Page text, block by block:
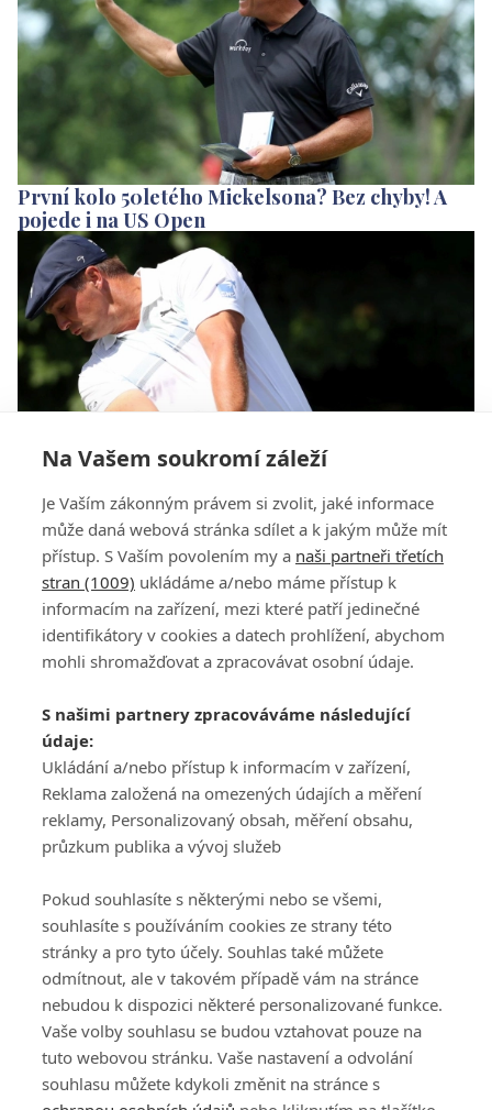
Na Vašem soukromí záleží
Je Vaším zákonným právem si zvolit, jaké informace
může daná webová stránka sdílet a k jakým může mít
přístup. S Vaším povolením my a naši partneři třetích
stran (1009) ukládáme a/nebo máme přístup k
informacím na zařízení, mezi které patří jedinečné
identifikátory v cookies a datech prohlížení, abychom
mohli shromažďovat a zpracovávat osobní údaje.
S našimi partnery zpracováváme následující
údaje:
Ukládání a/nebo přístup k informacím v zařízení,
Reklama založená na omezených údajích a měření
reklamy, Personalizovaný obsah, měření obsahu,
průzkum publika a vývoj služeb
Pokud souhlasíte s některými nebo se všemi,
souhlasíte s používáním cookies ze strany této
stránky a pro tyto účely. Souhlas také můžete
odmítnout, ale v takovém případě vám na stránce
nebudou k dispozici některé personalizované funkce.
Vaše volby souhlasu se budou vztahovat pouze na
tuto webovou stránku. Vaše nastavení a odvolání
souhlasu můžete kdykoli změnit na stránce s
První kolo 50letého Mickelsona? Bez chyby! A
pojede i na US Open
DeChambeau nepřestává udivovat, ohromuje i
McIlroye
Všeobecné obchodní
podmínky služby
GolfExtra.cz Premium
Podmínky zpracování
osobních údajů při
GolfExtra
Ceník GolfExtra.cz
Premium
Doporučené odkazy
ATV CZ, s.r.o.
140 00 Praha 4
Editor Obchod